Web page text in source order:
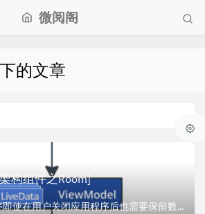
微阅阁
的文章
构组件之Room]
简介大多数应用程序即使在用户关闭应用程序后也需要保留数据。例如，该应用程序可能会存储播放列表，游戏项目清单，费用和收入记录，星座目录或一段时间内的睡眠数据...